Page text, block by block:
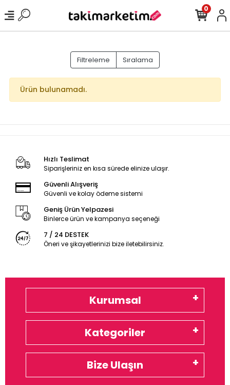
0
Filtreleme Sıralama
Ürün bulunamadı.
Hızlı Teslimat
Siparişleriniz en kısa sürede elinize ulaşır.
Güvenli Alışveriş
Güvenli ve kolay ödeme sistemi
Geniş Ürün Yelpazesi
Binlerce ürün ve kampanya seçeneği
7 / 24 DESTEK
Öneri ve şikayetlerinizi bize iletebilirsiniz.
Kurumsal
Kategoriler
Bize Ulaşın